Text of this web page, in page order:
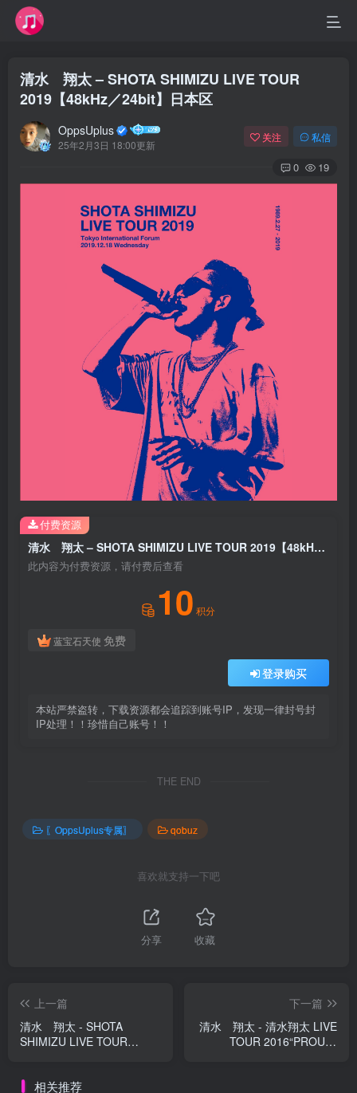
清水 翔太 – SHOTA SHIMIZU LIVE TOUR
2019【48kHz／24bit】日本区
OppsUplus
25年2月3日 18:00更新
关注 私信
0 19
清水 翔太 – SHOTA SHIMIZU LIVE TOUR 2019【48kHz／24bit】日本区
此内容为付费资源，请付费后查看
10 积分
蓝宝石天使 免费
登录购买
本站严禁盗转，下载资源都会追踪到账号IP，发现一律封号封
IP处理！！珍惜自己账号！！
付费资源
THE END
〖OppsUplus专属〗 qobuz
喜欢就支持一下吧
分享 收藏
上一篇
清水 翔太 - SHOTA
SHIMIZU LIVE TOUR
下一篇
清水 翔太 - 清水翔太 LIVE
TOUR 2016“PROUD”
相关推荐